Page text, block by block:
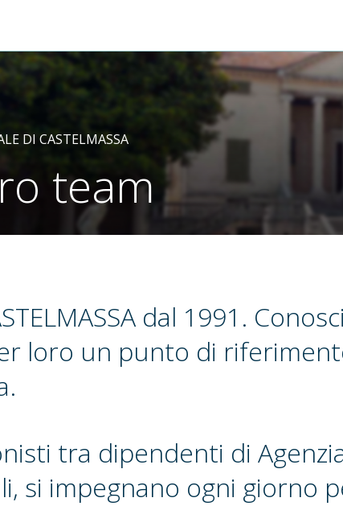
DI CASTELMASSA
team
dal 1991.
loro un punto di
tra dipendenti di
si impegnano ogni giorno